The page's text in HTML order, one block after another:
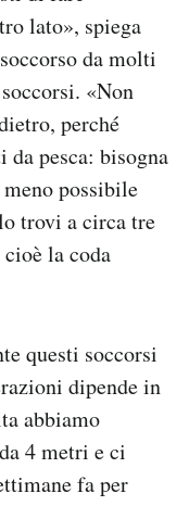
lato», spiega
da molti
«Non
perché
da pesca: bisogna
possibile
trovi a circa tre
la coda
questi soccorsi
dipende in
abbiamo
4 metri e ci
fa per